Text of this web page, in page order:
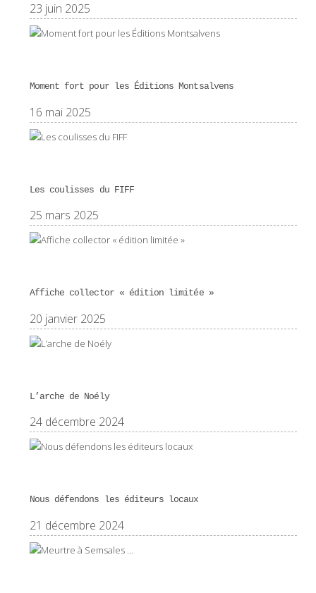
23 juin 2025
Moment fort pour les Éditions Montsalvens
16 mai 2025
Les coulisses du FIFF
25 mars 2025
Affiche collector « édition limitée »
20 janvier 2025
L’arche de Noély
24 décembre 2024
Nous défendons les éditeurs locaux
21 décembre 2024